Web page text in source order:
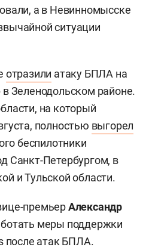
а в Невинномысске
ситуации
отразили атаку БПЛА на
в Зеленодольском районе.
на который
полностью выгорел
беспилотники
Санкт-Петербургом, в
и Тульской области.
премьерАлександр
меры поддержки
после атак БПЛА.